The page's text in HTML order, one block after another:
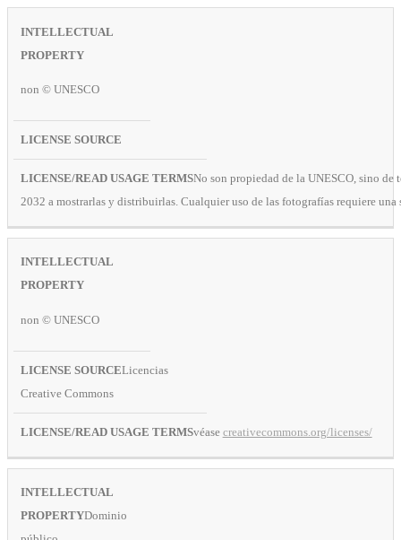
non © UNESCO
No son propiedad de la UNESCO, sino de
2032 a mostrarlas y distribuirlas. Cualquier uso de las fotografías requiere
non © UNESCO
Licencias
Creative Commons
véase creativecommons.org/licenses/
Dominio